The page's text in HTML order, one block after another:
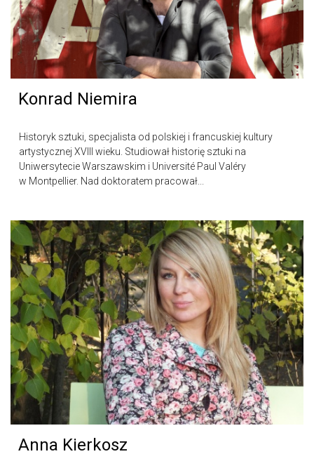
Konrad Niemira
Historyk sztuki, specjalista od polskiej i francuskiej kultury
artystycznej XVIII wieku. Studiował historię sztuki na
Uniwersytecie Warszawskim i Université Paul Valéry
w Montpellier. Nad doktoratem pracował...
Anna Kierkosz